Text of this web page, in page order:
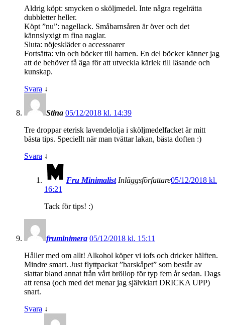
Aldrig köpt: smycken o sköljmedel. Inte några regelrätta
dubbletter heller.
Köpt ”nu”: nagellack. Småbarnsåren är över och det
kännslyxigt m fina naglar.
Sluta: nöjeskläder o accessoarer
Fortsätta: vin och böcker till barnen. En del böcker känner jag
att de behöver få äga för att utveckla kärlek till läsande och
kunskap.
Svara ↓
Stina 05/12/2018 kl. 14:39
Tre droppar eterisk lavendelolja i sköljmedelfacket är mitt
bästa tips. Speciellt när man tvättar lakan, bästa doften :)
Svara ↓
Fru Minimalist Inläggsförfattare05/12/2018 kl.
16:21
Tack för tips! :)
fruminimera 05/12/2018 kl. 15:11
Håller med om allt! Alkohol köper vi iofs och dricker hälften.
Mindre smart. Just flyttpackat ”barskåpet” som består av
slattar bland annat från vårt bröllop för typ fem år sedan. Dags
att rensa (och med det menar jag självklart DRICKA UPP)
snart.
Svara ↓